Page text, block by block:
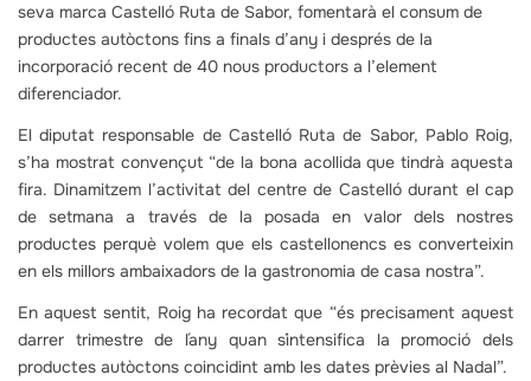
seva marca Castelló Ruta de Sabor, fomentarà el consum de
productes autòctons fins a finals d’any i després de la
incorporació recent de 40 nous productors a l’element
diferenciador.
El diputat responsable de Castelló Ruta de Sabor, Pablo Roig,
s’ha mostrat convençut “de la bona acollida que tindrà aquesta
fira. Dinamitzem l’activitat del centre de Castelló durant el cap
de setmana a través de la posada en valor dels nostres
productes perquè volem que els castellonencs es converteixin
en els millors ambaixadors de la gastronomia de casa nostra”.
En aquest sentit, Roig ha recordat que “és precisament aquest
darrer trimestre de l´any quan s´intensifica la promoció dels
productes autòctons coincidint amb les dates prèvies al Nadal”.